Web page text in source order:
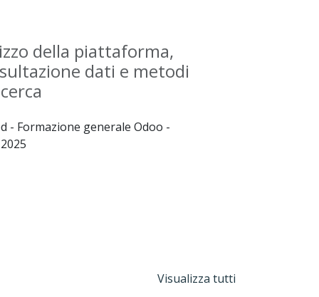
della piattaforma,
dati e metodi
- Formazione generale Odoo -
Visualizza tutti